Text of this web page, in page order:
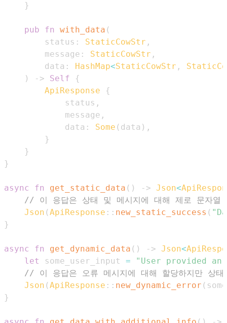
}
pub fn with_data (
        status
: StaticCowStr ,
        message
: StaticCowStr ,
        data
: HashMap<StaticCowStr ,
)
-> Self
{
ApiResponse
{
            status
,
            message
,
            data
: Some ( data ) ,
}
}
}
async fn get_static_data ( ) -> Json<
// 이 응답은 상태 및 메시지에 대해 제로 문자열
Json (ApiResponse :: new_static_success (
}
async fn get_dynamic_data ( ) -> Json<
let
some_user_input =
"User provided
// 이 응답은 오류 메시지에 대해 할당하지만 상태
Json (ApiResponse :: new_dynamic_error (
}